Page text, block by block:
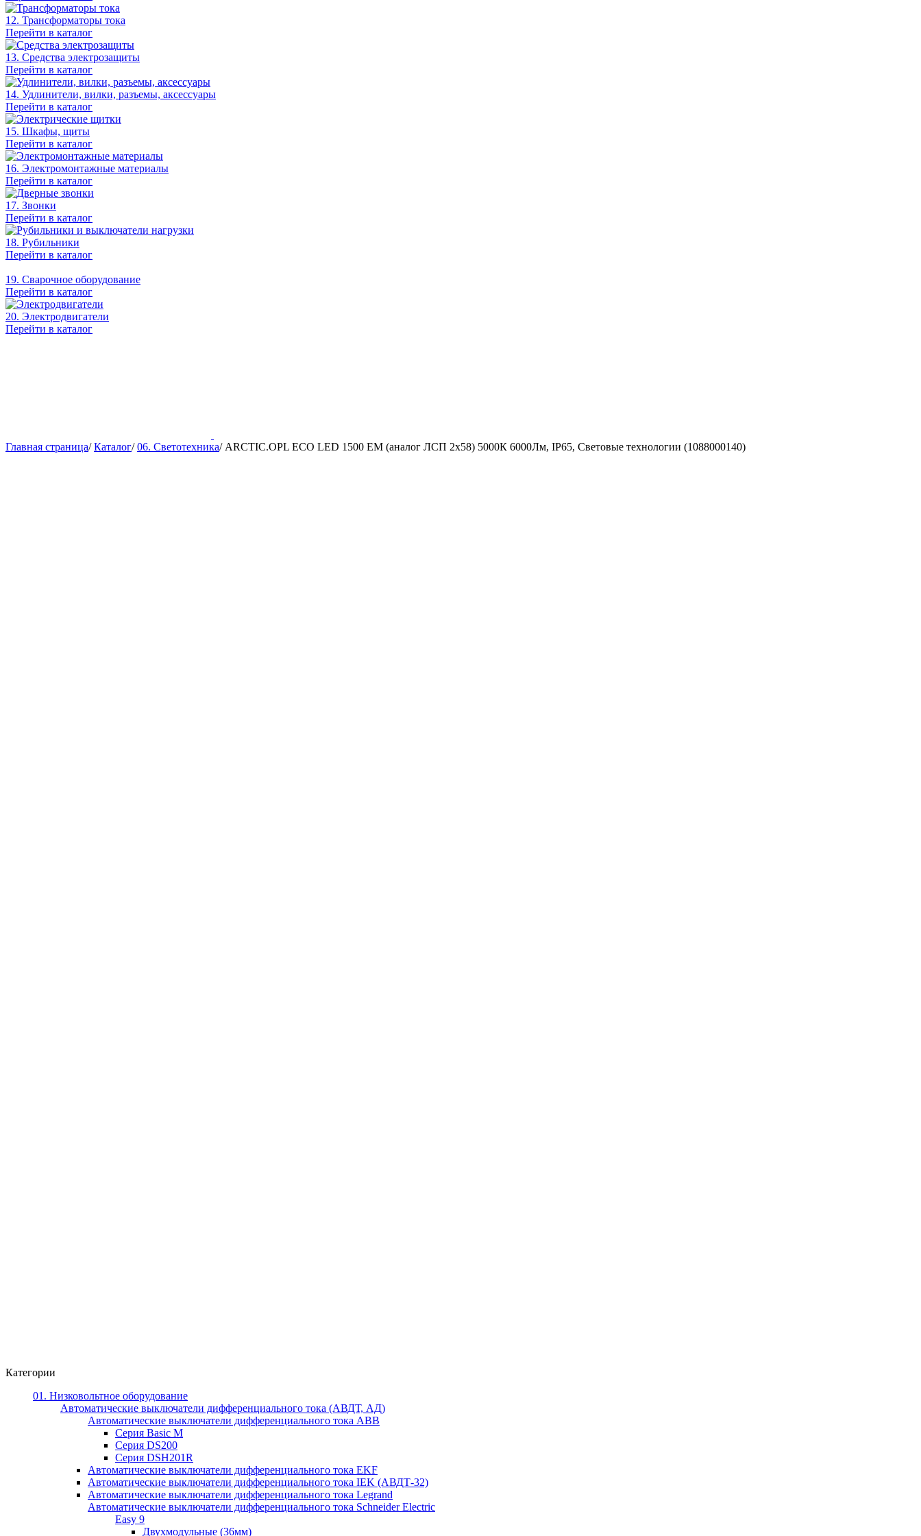
12. Трансформаторы тока
Перейти в каталог
13. Средства электрозащиты
Перейти в каталог
14. Удлинители, вилки, разъемы, аксессуары
Перейти в каталог
15. Шкафы, щиты
Перейти в каталог
16. Электромонтажные материалы
Перейти в каталог
17. Звонки
Перейти в каталог
18. Рубильники
Перейти в каталог
19. Сварочное оборудование
Перейти в каталог
20. Электродвигатели
Перейти в каталог
Главная страница/ Каталог/ 06. Светотехника/ ARCTIC.OPL ECO LED 1500 EM (аналог ЛСП 2х58) 5000К 6000Лм, IP65, Световые технологии (1088000140)
Категории
01. Низковольтное оборудование
Автоматические выключатели дифференциального тока (АВДТ, АД)
Автоматические выключатели дифференциального тока ABB
Серия Basic M
Серия DS200
Серия DSH201R
Автоматические выключатели дифференциального тока EKF
Автоматические выключатели дифференциального тока IEK (АВДТ-32)
Автоматические выключатели дифференциального тока Legrand
Автоматические выключатели дифференциального тока Schneider Electric
Easy 9
Двухмодульные (36мм)